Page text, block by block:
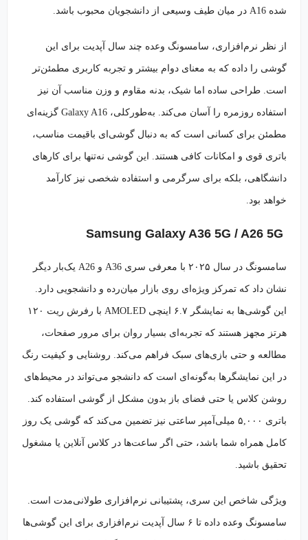
از نظر نرم‌افزاری، سامسونگ وعده چند سال آپدیت برای این
گوشی را داده که به معنای دوام بیشتر و تجربه کاربری مطمئن‌تر
است. طراحی ساده اما شیک، بدنه مقاوم و وزن مناسب آن نیز
استفاده روزمره را آسان می‌کند. به‌طورکلی، Galaxy A16 گزینه‌ای
مطمئن برای کسانی است که به دنبال گوشی‌ای باقیمت مناسب،
باتری قوی و امکانات کافی هستند. این گوشی نه‌تنها برای کارهای
دانشگاهی، بلکه برای سرگرمی و استفاده شخصی نیز کارآمد
خواهد بود.
سامسونگ در سال ۲۰۲۵ با معرفی سری A36 و A26 یک‌بار دیگر
نشان داد که تمرکز ویژه‌ای روی بازار میان‌رده و دانشجویی دارد.
این گوشی‌ها به نمایشگر ۶.۷ اینچی AMOLED با رفرش ریت ۱۲۰
هرتز مجهز هستند که تجربه‌ای بسیار روان برای مرور صفحات،
مطالعه و حتی بازی‌های سبک فراهم می‌کند. روشنایی و کیفیت رنگ
در این نمایشگرها به‌گونه‌ای است که دانشجو می‌تواند در محیط‌های
روشن کلاس یا حتی فضای باز بدون مشکل از گوشی استفاده کند.
باتری ۵,۰۰۰ میلی‌آمپر ساعتی نیز تضمین می‌کند که گوشی یک روز
کامل همراه شما باشد، حتی اگر ساعت‌ها در کلاس آنلاین یا مشغول
تحقیق باشید.
ویژگی شاخص این سری، پشتیبانی نرم‌افزاری طولانی‌مدت است.
سامسونگ وعده داده تا ۶ سال آپدیت نرم‌افزاری برای این گوشی‌ها